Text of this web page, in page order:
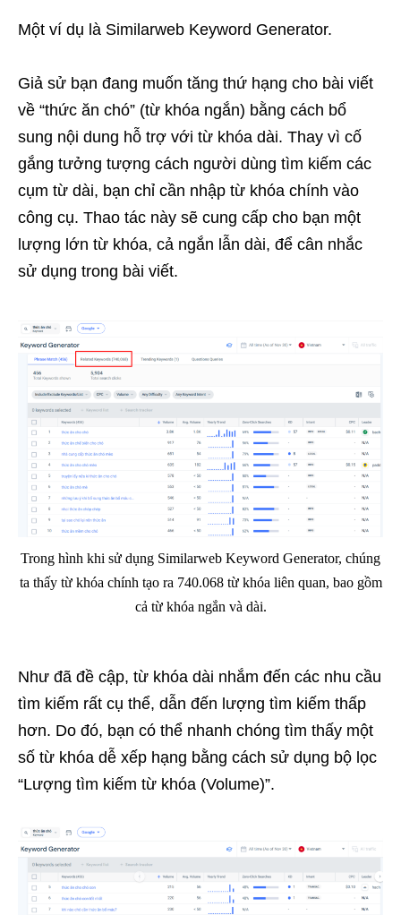
Một ví dụ là Similarweb Keyword Generator.
Giả sử bạn đang muốn tăng thứ hạng cho bài viết
về “thức ăn chó” (từ khóa ngắn) bằng cách bổ
sung nội dung hỗ trợ với từ khóa dài. Thay vì cố
gắng tưởng tượng cách người dùng tìm kiếm các
cụm từ dài, bạn chỉ cần nhập từ khóa chính vào
công cụ. Thao tác này sẽ cung cấp cho bạn một
lượng lớn từ khóa, cả ngắn lẫn dài, để cân nhắc
sử dụng trong bài viết.
Trong hình khi sử dụng Similarweb Keyword Generator, chúng
ta thấy từ khóa chính tạo ra 740.068 từ khóa liên quan, bao gồm
cả từ khóa ngắn và dài.
Như đã đề cập, từ khóa dài nhắm đến các nhu cầu
tìm kiếm rất cụ thể, dẫn đến lượng tìm kiếm thấp
hơn. Do đó, bạn có thể nhanh chóng tìm thấy một
số từ khóa dễ xếp hạng bằng cách sử dụng bộ lọc
“Lượng tìm kiếm từ khóa (Volume)”.